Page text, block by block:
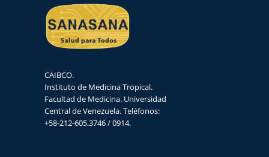
CAIBCO.
Instituto de Medicina Tropical.
Facultad de Medicina. Universidad
Central de Venezuela. Teléfonos:
+58-212-605.3746 / 0914.